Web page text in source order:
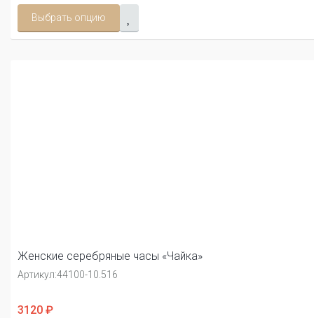
Выбрать опцию
Женские серебряные часы «Чайка»
Артикул:44100-10.516
3120 ₽